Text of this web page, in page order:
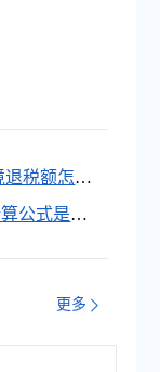
退税额怎么
公式是什
更多